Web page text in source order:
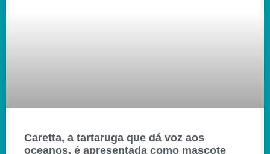
Caretta, a tartaruga que dá voz aos
oceanos, é apresentada como mascote